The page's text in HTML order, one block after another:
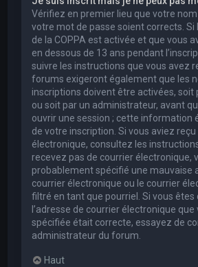
Vérifiez en premier lieu que votre
votre mot de passe soient corrects.
de la COPPA est activée et que vous
en dessous de 13 ans pendant
suivre les instructions que vous avez
forums exigeront également que les
inscriptions doivent être activées, soit
ou soit par un administrateur, avant
ouvrir une session ; cette information
de votre inscription. Si vous aviez
électronique, consultez les
recevez pas de courrier électronique,
probablement spécifié une mauvaise
courrier électronique ou le courrier
filtré en tant que pourriel. Si vous êtes
l’adresse de courrier électronique que
spécifiée était correcte, essayez de
administrateur du forum.
Haut